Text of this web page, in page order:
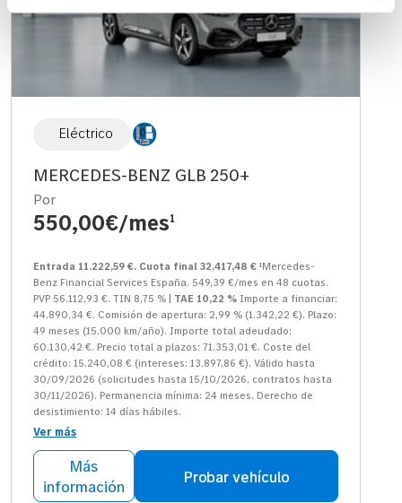
Eléctrico
MERCEDES-BENZ GLB 250+
Por
550,00€/mes1
Entrada 11.222,59 €. Cuota final 32.417,48 € ¹Mercedes-
Benz Financial Services España. 549,39 €/mes en 48 cuotas.
PVP 56.112,93 €. TIN 8,75 % | TAE 10,22 % Importe a financiar:
44.890,34 €. Comisión de apertura: 2,99 % (1.342,22 €). Plazo:
49 meses (15.000 km/año). Importe total adeudado:
60.130,42 €. Precio total a plazos: 71.353,01 €. Coste del
crédito: 15.240,08 € (intereses: 13.897,86 €). Válido hasta
30/09/2026 (solicitudes hasta 15/10/2026, contratos hasta
30/11/2026). Permanencia mínima: 24 meses. Derecho de
desistimiento: 14 días hábiles.
Ver más
Más
información
Probar vehículo